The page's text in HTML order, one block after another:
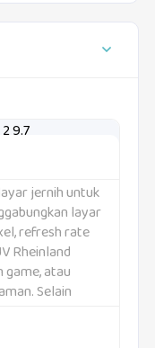
jernih untuk
layar
refresh rate
Rheinland
atau
Selain